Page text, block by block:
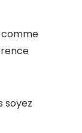
comme
soyez